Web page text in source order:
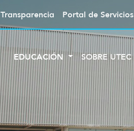
Transparencia Portal de Servicios
EDUCACIÓN SOBRE UTEC